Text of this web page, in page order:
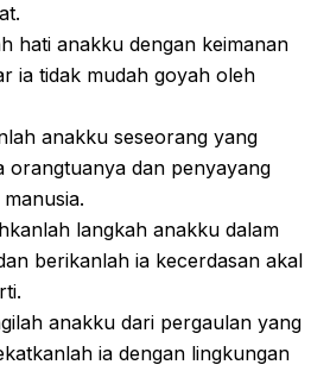
hati anakku dengan keimanan
ia tidak mudah goyah oleh
anakku seseorang yang
orangtuanya dan penyayang
langkah anakku dalam
berikanlah ia kecerdasan akal
anakku dari pergaulan yang
ia dengan lingkungan